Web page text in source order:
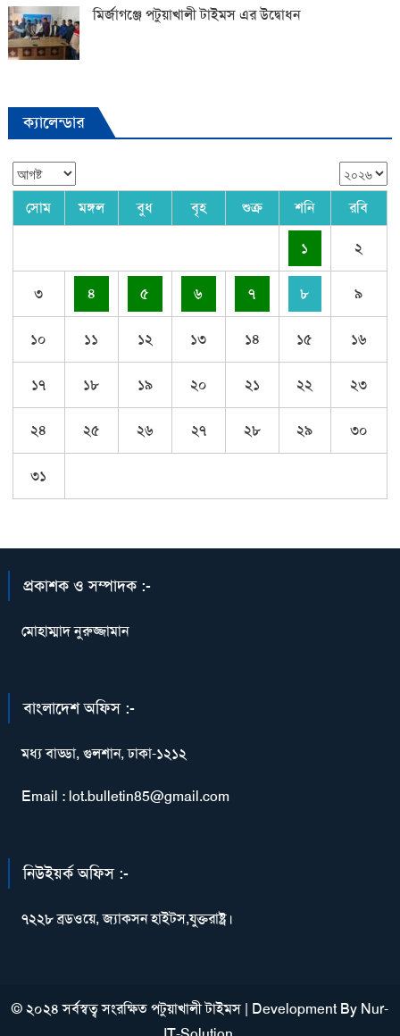
মির্জাগঞ্জে পটুয়াখালী টাইমস এর উদ্বোধন
ক্যালেন্ডার
সোম মঙ্গল বুধ বৃহ শুক্র শনি রবি
১ ২
৩ ৪ ৫ ৬ ৭ ৮ ৯
১০ ১১ ১২ ১৩ ১৪ ১৫ ১৬
১৭ ১৮ ১৯ ২০ ২১ ২২ ২৩
২৪ ২৫ ২৬ ২৭ ২৮ ২৯ ৩০
৩১
প্রকাশক ও সম্পাদক :-
মোহাম্মাদ নুরুজ্জামান
বাংলাদেশ অফিস :-
মধ্য বাড্ডা, গুলশান, ঢাকা-১২১২
Email : lot.bulletin85@gmail.com
নিউইয়র্ক অফিস :-
৭২২৮ ব্রডওয়ে, জ্যাকসন হাইটস,যুক্তরাষ্ট্র।
© ২০২৪ সর্বস্বত্ব সংরক্ষিত পটুয়াখালী টাইমস | Development By Nur-